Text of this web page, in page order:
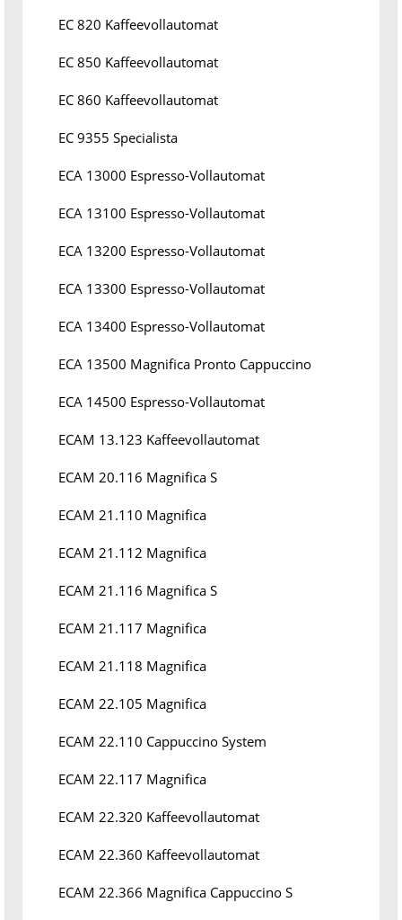
EC 820 Kaffeevollautomat
EC 850 Kaffeevollautomat
EC 860 Kaffeevollautomat
EC 9355 Specialista
ECA 13000 Espresso-Vollautomat
ECA 13100 Espresso-Vollautomat
ECA 13200 Espresso-Vollautomat
ECA 13300 Espresso-Vollautomat
ECA 13400 Espresso-Vollautomat
ECA 13500 Magnifica Pronto Cappuccino
ECA 14500 Espresso-Vollautomat
ECAM 13.123 Kaffeevollautomat
ECAM 20.116 Magnifica S
ECAM 21.110 Magnifica
ECAM 21.112 Magnifica
ECAM 21.116 Magnifica S
ECAM 21.117 Magnifica
ECAM 21.118 Magnifica
ECAM 22.105 Magnifica
ECAM 22.110 Cappuccino System
ECAM 22.117 Magnifica
ECAM 22.320 Kaffeevollautomat
ECAM 22.360 Kaffeevollautomat
ECAM 22.366 Magnifica Cappuccino S